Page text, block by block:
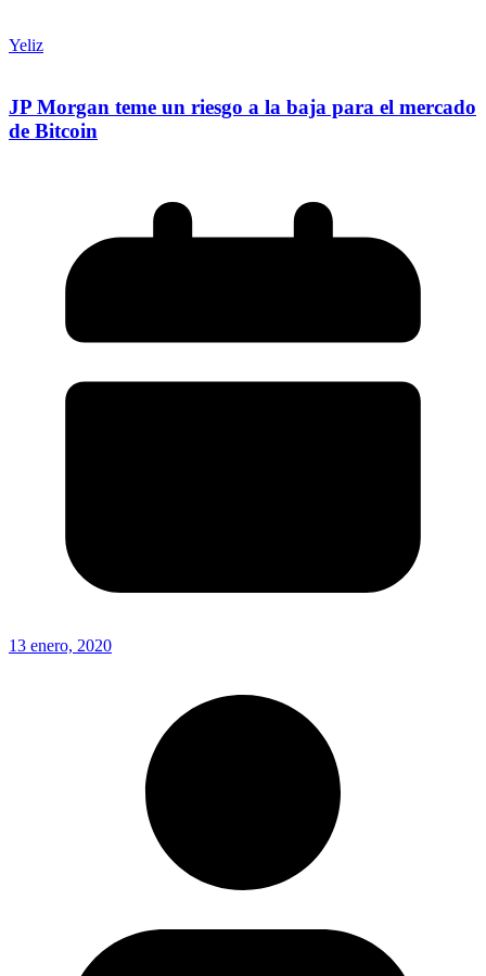
Yeliz
JP Morgan teme un riesgo a la baja para el mercado
de Bitcoin
13 enero, 2020